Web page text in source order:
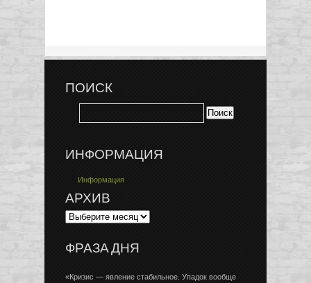
ПОИСК
ИНФОРМАЦИЯ
Информация
АРХИВ
ФРАЗА ДНЯ
«Кризис — явление стабильное. Упадок вообще